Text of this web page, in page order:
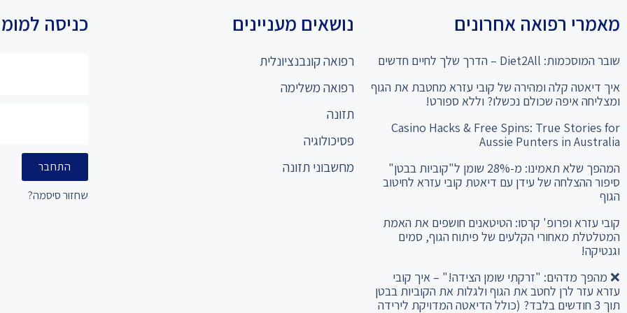
מאמרי רפואה אחרונים
שובר המוסכמות: Diet2All – הדרך שלך לחיים חדשים
איך דיאטה קלה ומהירה של קובי עזרא מחטבת את הגוף
ומצליחה איפה שכולם נכשלו? וללא ספורט!
Casino Hacks & Free Spins: True Stories for
Aussie Punters in Australia
המהפך שלא תאמינו: מ-28% שומן ל"קוביות בבטן"
סיפור ההצלחה של עידן עם דיאטת קובי עזרא לחיטוב
הגוף
קובי עזרא ופרופ' קרסו: הטיטאנים חושפים את האמת
המטלטלת מאחורי הקלעים של פיתוח הגוף, סמים
וגנטיקה!
❌ מהפך מדהים: "זרקתי שומן הצידה!" – איך קובי
עזרא עזר לרן לחטב את הגוף ולגלות את הקוביות בבטן
תוך 3 חודשים בלבד? (כולל הדיאטה המדויקת לירידה
נושאים מעניינים
רפואה קונבנציונלית
רפואה משלימה
תזונה
פסיכולוגיה
מחשבוני תזונה
כניסה
התחבר
שחזור סיסמה?